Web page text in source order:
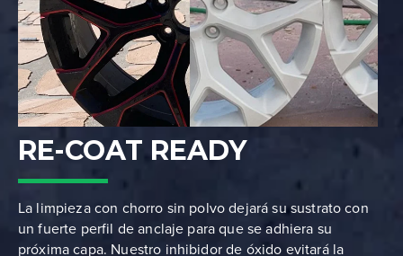
RE-COAT READY
La limpieza con chorro sin polvo dejará su sustrato con
un fuerte perfil de anclaje para que se adhiera su
próxima capa. Nuestro inhibidor de óxido evitará la